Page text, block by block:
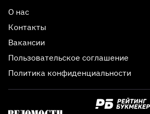
О нас
Контакты
Вакансии
Пользовательское соглашение
Политика конфиденциальности